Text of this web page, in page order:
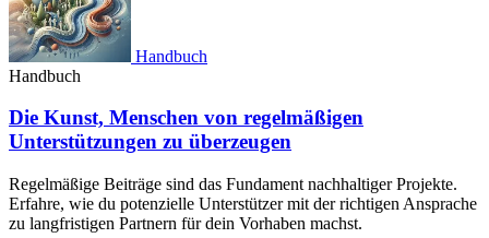
Handbuch
Handbuch
Die Kunst, Menschen von regelmäßigen
Unterstützungen zu überzeugen
Regelmäßige Beiträge sind das Fundament nachhaltiger Projekte.
Erfahre, wie du potenzielle Unterstützer mit der richtigen Ansprache
zu langfristigen Partnern für dein Vorhaben machst.